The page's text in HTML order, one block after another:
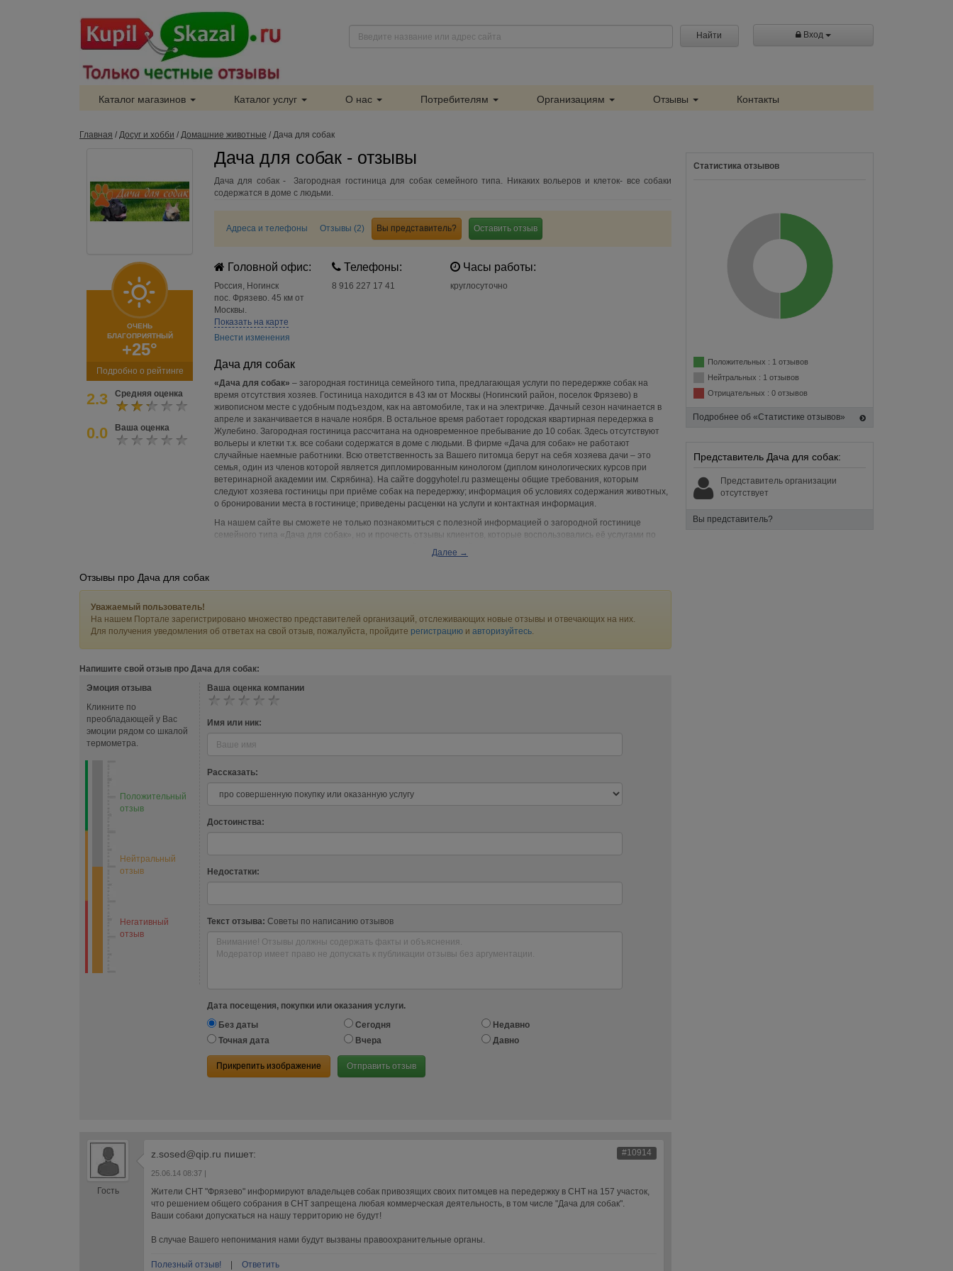
Найти Вход
Каталог магазинов Каталог услуг О нас Потребителям Организациям Отзывы Контакты
Главная / Досуг и хобби / Домашние животные / Дача для собак
ОЧЕНЬ
БЛАГОПРИЯТНЫЙ
+25°
Подробно о рейтинге
2.3 Средняя оценка
0.0 Ваша оценка
Дача для собак - отзывы
Дача для собак - Загородная гостиница для собак семейного типа. Никаких вольеров и клеток- все собаки
содержатся в доме с людьми.
Адреса и телефоны Отзывы (2) Оставить отзыв
Вы представитель?
Головной офис:
Россия, Ногинск
пос. Фрязево. 45 км от
Москвы.
Показать на карте
Внести изменения
Телефоны:
8 916 227 17 41
Часы работы:
круглосуточно
Дача для собак
«Дача для собак» – загородная гостиница семейного типа, предлагающая услуги по передержке собак на
время отсутствия хозяев. Гостиница находится в 43 км от Москвы (Ногинский район, поселок Фрязево) в
живописном месте с удобным подъездом, как на автомобиле, так и на электричке. Дачный сезон начинается в
апреле и заканчивается в начале ноября. В остальное время работает городская квартирная передержка в
Жулебино. Загородная гостиница рассчитана на одновременное пребывание до 10 собак. Здесь отсутствуют
вольеры и клетки т.к. все собаки содержатся в доме с людьми. В фирме «Дача для собак» не работают
случайные наемные работники. Всю ответственность за Вашего питомца берут на себя хозяева дачи – это
семья, один из членов которой является дипломированным кинологом (диплом кинологических курсов при
ветеринарной академии им. Скрябина). На сайте doggyhotel.ru размещены общие требования, которым
следуют хозяева гостиницы при приёме собак на передержку; информация об условиях содержания животных,
о бронировании места в гостинице; приведены расценки на услуги и контактная информация.
На нашем сайте вы сможете не только познакомиться с полезной информацией о загородной гостинице
семейного типа «Дача для собак», но и прочесть отзывы клиентов, которые воспользовались её услугами по
передержке собак, а при желании – оставить свой комментарий.
Далее →
Статистика отзывов
Положительных : 1 отзывов
Нейтральных : 1 отзывов
Отрицательных : 0 отзывов
Подробнее об «Статистике отзывов»
Представитель Дача для собак:
Представитель организации
отсутствует
Вы представитель?
Отзывы про Дача для собак
Уважаемый пользователь!
На нашем Портале зарегистрировано множество представителей организаций, отслеживающих новые отзывы и отвечающих на них.
Для получения уведомления об ответах на свой отзыв, пожалуйста, пройдите регистрацию и авторизуйтесь.
Напишите свой отзыв про Дача для собак:
Эмоция отзыва
Кликните по
преобладающей у Вас
эмоции рядом со шкалой
термометра.
Положительный
отзыв
Нейтральный
отзыв
Негативный
отзыв
Ваша оценка компании
Имя или ник:
Рассказать:
Достоинства:
Недостатки:
Текст отзыва: Советы по написанию отзывов
Дата посещения, покупки или оказания услуги.
Без даты
Сегодня
Недавно
Точная дата
Вчера Давно
Прикрепить изображение Отправить отзыв
Гость
z.sosed@qip.ru пишет: #10914
25.06.14 08:37 |
Жители СНТ "Фрязево" информируют владельцев собак привозящих своих питомцев на передержку в СНТ на 157 участок,
что решением общего собрания в СНТ запрещена любая коммерческая деятельность, в том числе "Дача для собак".
Ваши собаки допускаться на нашу территорию не будут!
В случае Вашего непонимания нами будут вызваны правоохранительные органы.
Полезный отзыв! Ответить